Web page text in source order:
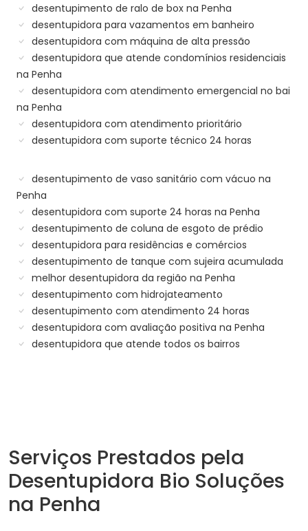
desentupimento de ralo de box na Penha
desentupidora para vazamentos em banheiro
desentupidora com máquina de alta pressão
desentupidora que atende condomínios residenciais
na Penha
desentupidora com atendimento emergencial no bai
na Penha
desentupidora com atendimento prioritário
desentupidora com suporte técnico 24 horas
desentupimento de vaso sanitário com vácuo na
Penha
desentupidora com suporte 24 horas na Penha
desentupimento de coluna de esgoto de prédio
desentupidora para residências e comércios
desentupimento de tanque com sujeira acumulada
melhor desentupidora da região na Penha
desentupimento com hidrojateamento
desentupimento com atendimento 24 horas
desentupidora com avaliação positiva na Penha
desentupidora que atende todos os bairros
Serviços Prestados pela
Desentupidora Bio Soluções
na Penha